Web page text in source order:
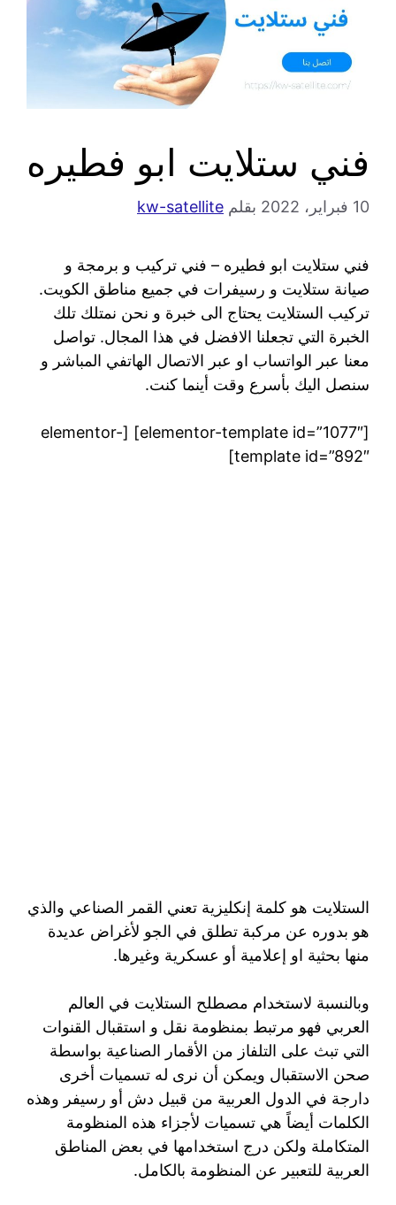
فني ستلايت ابو فطيره
10 فبراير، 2022 بقلم kw-satellite
فني ستلايت ابو فطيره – فني تركيب و برمجة و
صيانة ستلايت و رسيفرات في جميع مناطق الكويت.
تركيب الستلايت يحتاج الى خبرة و نحن نمتلك تلك
الخبرة التي تجعلنا الافضل في هذا المجال. تواصل
معنا عبر الواتساب او عبر الاتصال الهاتفي المباشر و
سنصل اليك بأسرع وقت أينما كنت.
[elementor-template id=”1077″] [elementor-
template id=”892″]
الستلايت هو كلمة إنكليزية تعني القمر الصناعي والذي
هو بدوره عن مركبة تطلق في الجو لأغراض عديدة
منها بحثية او إعلامية أو عسكرية وغيرها.
وبالنسبة لاستخدام مصطلح الستلايت في العالم
العربي فهو مرتبط بمنظومة نقل و استقبال القنوات
التي تبث على التلفاز من الأقمار الصناعية بواسطة
صحن الاستقبال ويمكن أن نرى له تسميات أخرى
دارجة في الدول العربية من قبيل دش أو رسيفر وهذه
الكلمات أيضاً هي تسميات لأجزاء هذه المنظومة
المتكاملة ولكن درج استخدامها في بعض المناطق
العربية للتعبير عن المنظومة بالكامل.